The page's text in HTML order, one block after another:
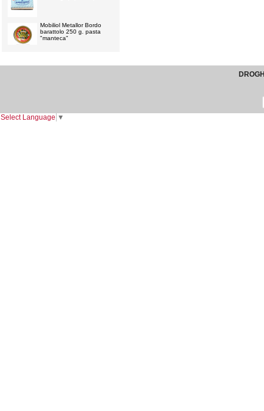
Mobiliol Metallor Bordo
barattolo 250 g. pasta
"manteca"
Select Language ▼